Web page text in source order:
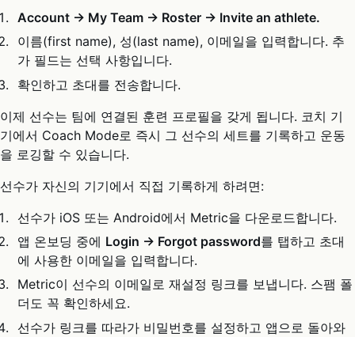
Account → My Team → Roster → Invite an athlete.
이름(first name), 성(last name), 이메일을 입력합니다. 추
가 필드는 선택 사항입니다.
확인하고 초대를 전송합니다.
이제 선수는 팀에 연결된 훈련 프로필을 갖게 됩니다. 코치 기
기에서 Coach Mode로 즉시 그 선수의 세트를 기록하고 운동
을 로깅할 수 있습니다.
선수가 자신의 기기에서 직접 기록하게 하려면:
선수가 iOS 또는 Android에서 Metric을 다운로드합니다.
앱 온보딩 중에 Login → Forgot password를 탭하고 초대
에 사용한 이메일을 입력합니다.
Metric이 선수의 이메일로 재설정 링크를 보냅니다. 스팸 폴
더도 꼭 확인하세요.
선수가 링크를 따라가 비밀번호를 설정하고 앱으로 돌아와